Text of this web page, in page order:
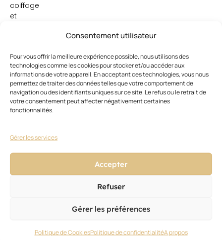
Consentement utilisateur
Pour vous offrir la meilleure expérience possible, nous utilisons des
technologies comme les cookies pour stocker et/ou accéder aux
informations de votre appareil. En acceptant ces technologies, vous nous
permettez de traiter des données telles que votre comportement de
navigation ou des identifiants uniques sur ce site. Le refus ou le retrait de
votre consentement peut affecter négativement certaines
fonctionnalités.
Gérer les services
Accepter
Refuser
Gérer les préférences
Politique de CookiesPolitique de confidentialitéA propos
coiffage
et
Sans
devenir
des
spécialistes
l’idée
est
aller
au-
des